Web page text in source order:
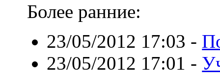
Более ранние:
23/05/2012 17:03 -
23/05/2012 17:01 -